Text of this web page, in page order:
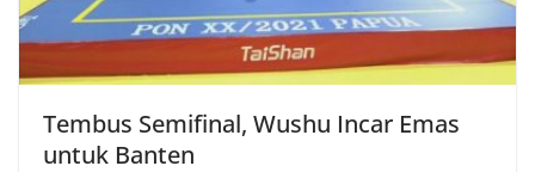
Tembus Semifinal, Wushu Incar Emas
untuk Banten